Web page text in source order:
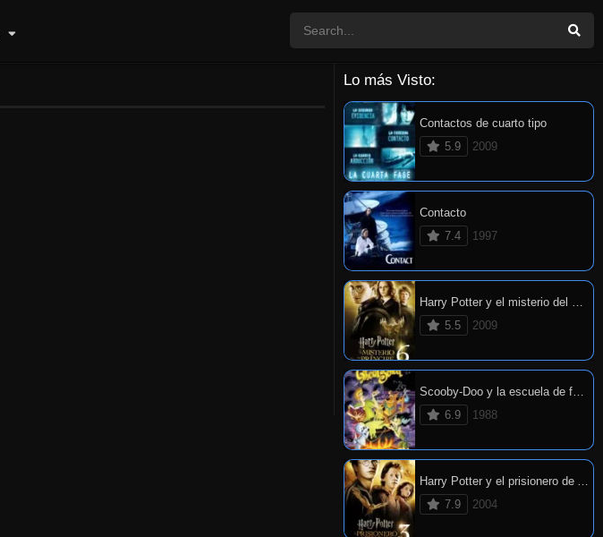
Lo más Visto:
Contactos de cuarto tipo
5.9
2009
Contacto
7.4
1997
Harry Potter y el misterio del príncipe
5.5
2009
Scooby-Doo y la escuela de fantasmas
6.9
1988
Harry Potter y el prisionero de Azkaban
7.9
2004